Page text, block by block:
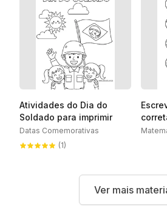
Atividades do Dia do
Soldado para imprimir
Datas Comemorativas
(1)
Ver mais